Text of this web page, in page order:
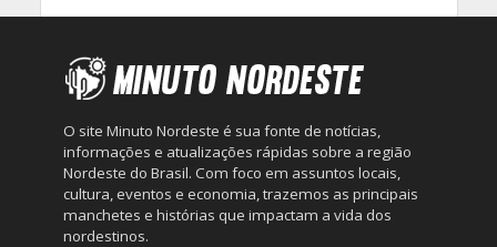
O site Minuto Nordeste é sua fonte de notícias,
informações e atualizações rápidas sobre a região
Nordeste do Brasil. Com foco em assuntos locais,
cultura, eventos e economia, trazemos as principais
manchetes e histórias que impactam a vida dos
nordestinos.